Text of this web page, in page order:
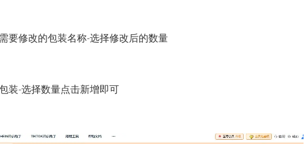
要修改的包装名称-选择修改后的数量
装-选择数量点击新增即可